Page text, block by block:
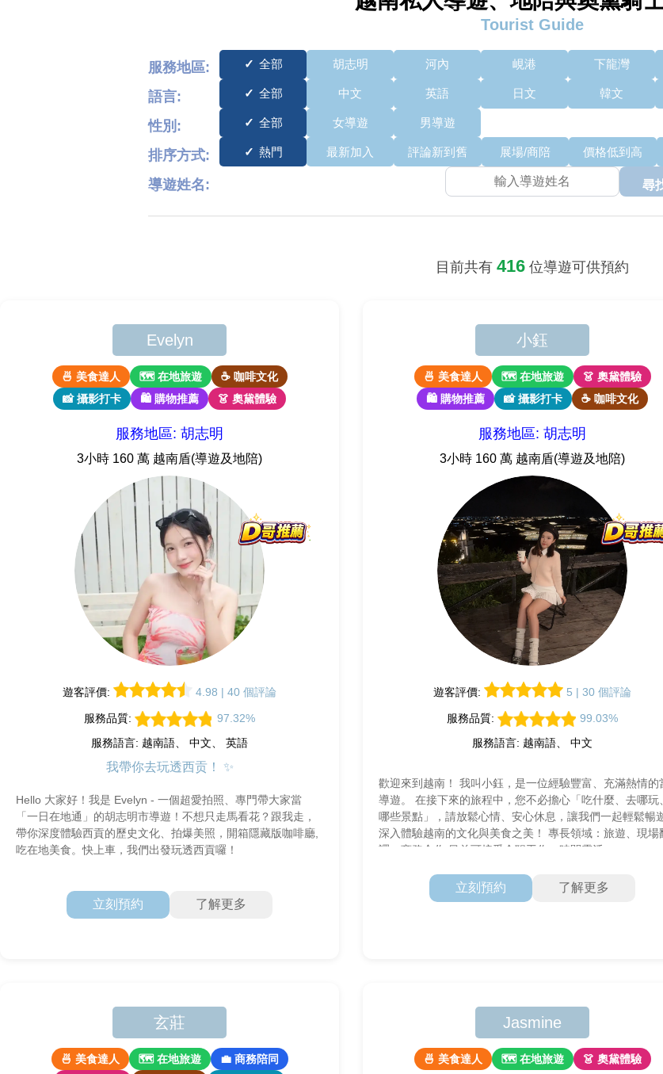
Tourist Guide
服務地區: 全部 胡志明 河內 峴港 下龍灣
語言: 全部 中文 英語 日文 韓文
性別: 全部 女導遊 男導遊
排序方式: 熱門 最新加入 評論新到舊 展場/商陪 價格低到高
導遊姓名: 尋
目前共有 416 位導遊可供預約
Evelyn
🍜 美食達人 🗺 在地旅遊
☕ 咖啡文化
📸 攝影打卡
🛍 購物推薦 👗 奧黛體驗
服務地區: 胡志明
3小時 160 萬 越南盾(導遊及地陪)
遊客評價: 4.98 | 40 個評論
服務品質:
97.32%
服務語言: 越南語、 中文、 英語
我帶你去玩透西贡！ ✨
Hello 大家好！我是 Evelyn - 一個超愛拍照、專門帶大家當
「一日在地通」的胡志明市導遊！不想只走馬看花？跟我走，
帶你深度體驗西貢的歷史文化、拍爆美照，開箱隱藏版咖啡廳,
吃在地美食。快上車，我們出發玩透西貢囉！
立刻預約 了解更多
小鈺
🍜 美食達人 🗺 在地旅遊
👗 奧黛體驗
🛍 購物推薦
📸 攝影打卡 ☕ 咖啡文化
服務地區: 胡志明
3小時 160 萬 越南盾(導遊及地陪)
遊客評價: 5 | 30 個評論
服務品質:
99.03%
服務語言: 越南語、 中文
歡迎來到越南！ 我叫小鈺，是一位經驗豐富、充滿熱情的
導遊。 在接下來的旅程中，您不必擔心「吃什麼、去哪玩
哪些景點」，請放鬆心情、安心休息，讓我們一起輕鬆暢
深入體驗越南的文化與美食之美！ 專長領域：旅遊、現場
譯、商務合作 目前可接受全职工作，時間靈活
立刻預約 了解更多
玄莊
🍜 美食達人 🗺 在地旅遊
💼 商務陪同
Jasmine
🍜 美食達人 🗺 在地旅遊 👗 奧黛體驗